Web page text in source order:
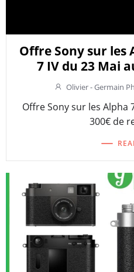
Offre Sony sur les
7 IV du 23 Mai
Olivier - Germain
Offre Sony sur les Alpha
300€ de